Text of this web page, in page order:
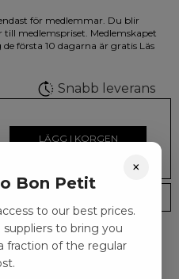
dina teckningar med. På
fjärilar i vilda fluorescerande
för medlemmar. Du blir
medlemspriset. Medlemskapet
första 10 dagarna är gratis Läs
Snabb leverans
LÄGG I KORGEN
×
Bon Petit
to our best prices.
to bring you
fraction of the regular